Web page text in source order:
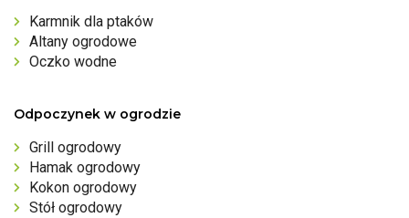
Karmnik dla ptaków
Altany ogrodowe
Oczko wodne
Odpoczynek w ogrodzie
Grill ogrodowy
Hamak ogrodowy
Kokon ogrodowy
Stół ogrodowy